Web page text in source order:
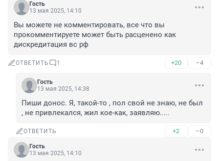
Гость
13 мая 2025, 14:10
Вы можете не комментировать, все что вы
прокомментируете может быть расценено как
дискредитация вс рф
ОТВЕТИТЬ 1 +20 –4
Гость
13 мая 2025, 14:38
Пиши донос. Я, такой-то , пол свой не знаю, не был
, не привлекался, жил кое-как, заявляю.....
ОТВЕТИТЬ +2 –0
Гость
13 мая 2025, 14:10